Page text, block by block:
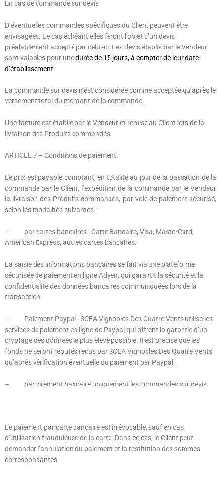
En cas de commande sur devis
D’éventuelles commandes spécifiques du Client peuvent être
envisagées. Le cas échéant elles feront l’objet d’un devis
préalablement accepté par celui-ci. Les devis établis par le Vendeur
sont valables pour unedurée de 15 jours, à compter de leur date
d’établissement.
La commande sur devis n’est considérée comme acceptée qu’après le
versement total du montant de la commande.
Une facture est établie par le Vendeur et remise au Client lors de la
livraison des Produits commandés.
ARTICLE 7 – Conditions de paiement
Le prix est payable comptant, en totalité au jour de la passation de la
commande par le Client, l’expédition de la commande par le Vendeur
la livraison des Produits commandés, par voie de paiement sécurisé,
selon les modalités suivantes :
–
par cartes bancaires : Carte Bancaire, Visa, MasterCard,
American Express, autres cartes bancaires.
La saisie des informations bancaires se fait via une plateforme
sécurisée de paiement en ligne Adyen, qui garantit la sécurité et la
confidentialité des données bancaires communiquées lors de la
transaction.
–
Paiement Paypal : SCEA Vignobles Des Quatre Vents utilise les
services de paiement en ligne de Paypal qui offrent la garantie d’un
cryptage des données le plus élevé possible. Il est précisé que les
fonds ne seront réputés reçus par SCEA Vignobles Des Quatre Vents
qu’après vérification éventuelle du paiement par Paypal.
– par virement bancaire uniquement les commandes sur devis.
Le paiement par carte bancaire est irrévocable, sauf en cas
d’utilisation frauduleuse de la carte. Dans ce cas, le Client peut
demander l’annulation du paiement et la restitution des sommes
correspondantes.